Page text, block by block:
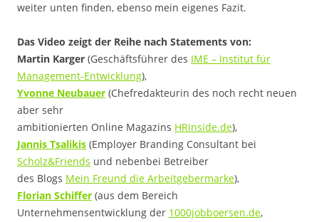
weiter unten finden, ebenso mein eigenes Fazit.
Das Video zeigt der Reihe nach Statements von:
Martin Karger (Geschäftsführer des IME – Institut für
Management-Entwicklung),
Yvonne Neubauer (Chefredakteurin des noch recht neuen
aber sehr
ambitionierten Online Magazins HRInside.de),
Jannis Tsalikis (Employer Branding Consultant bei
Scholz&Friends und nebenbei Betreiber
des Blogs Mein Freund die Arbeitgebermarke),
Florian Schiffer (aus dem Bereich
Unternehmensentwicklung der 1000jobboersen.de,